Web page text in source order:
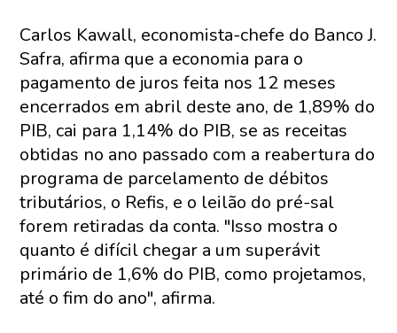
Carlos Kawall, economista-chefe do Banco J.
Safra, afirma que a economia para o
pagamento de juros feita nos 12 meses
encerrados em abril deste ano, de 1,89% do
PIB, cai para 1,14% do PIB, se as receitas
obtidas no ano passado com a reabertura do
programa de parcelamento de débitos
tributários, o Refis, e o leilão do pré-sal
forem retiradas da conta. "Isso mostra o
quanto é difícil chegar a um superávit
primário de 1,6% do PIB, como projetamos,
até o fim do ano", afirma.